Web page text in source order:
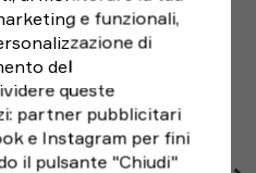
stirare; non lavare a secco
106,7 - 111,8
116,8 - 121,9
121,9 - 127
sei pienamente soddisfatto
restituirlo entro 14
le indicazioni di RESO
che preferisci. Le spese
a carico del cliente.
e funzionali,
di
del
queste
partner pubblicitari
e Instagram per fini
il pulsante "Chiudi"